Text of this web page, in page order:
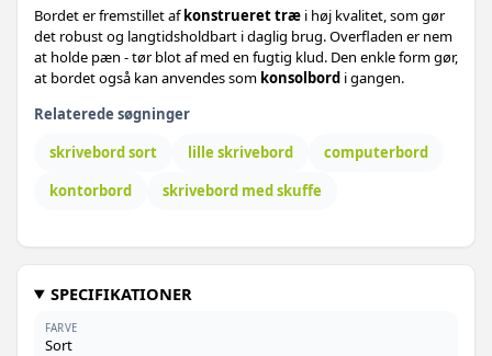
Bordet er fremstillet afkonstrueret træ i høj kvalitet, som gør
det robust og langtidsholdbart i daglig brug. Overfladen er nem
at holde pæn - tør blot af med en fugtig klud. Den enkle form gør,
at bordet også kan anvendes som konsolbord i gangen.
Relaterede søgninger
skrivebord sort
lille skrivebord
computerbord
kontorbord
skrivebord med skuffe
SPECIFIKATIONER
FARVE
Sort